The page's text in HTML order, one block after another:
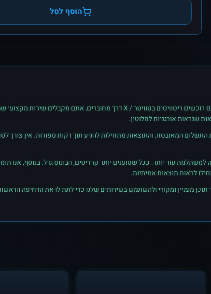
הוסף לסל
רוכשים ריטוויטיםבטוויטר / X
דרך מחוברים, אתם מקבלים שירות מקצועי
שנראות אורגניות לחלוטין.
המאובטח, והתוצאות מתחילות להגיע תוך דקות ספורות. אין צורך
עוד יותר. ככל שטוענים יותר קרדיטים, הבונוס גדל. בנוסף, אנו
מעניין ומקורי ולהשתמש בשירותים שלנו כדי לתת לו את הדחיפה